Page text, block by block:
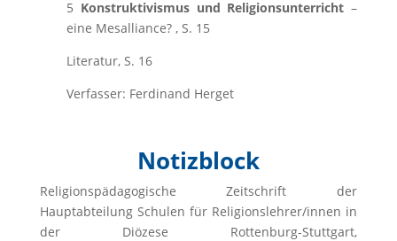
5 Konstruktivismus und Religionsunterricht –
eine Mesalliance? , S. 15
Literatur, S. 16
Verfasser: Ferdinand Herget
Notizblock
Religionspädagogische Zeitschrift der
Hauptabteilung Schulen für Religionslehrer/innen in
der Diözese Rottenburg-Stuttgart,